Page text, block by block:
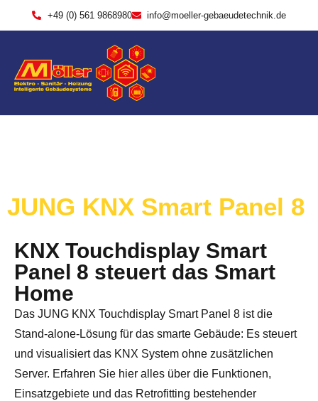
+49 (0) 561 9868980 info@moeller-gebaeudetechnik.de
JUNG KNX Smart Panel 8
KNX Touchdisplay Smart
Panel 8 steuert das Smart
Home
Das JUNG KNX Touchdisplay Smart Panel 8 ist die
Stand-alone-Lösung für das smarte Gebäude: Es steuert
und visualisiert das KNX System ohne zusätzlichen
Server. Erfahren Sie hier alles über die Funktionen,
Einsatzgebiete und das Retrofitting bestehender